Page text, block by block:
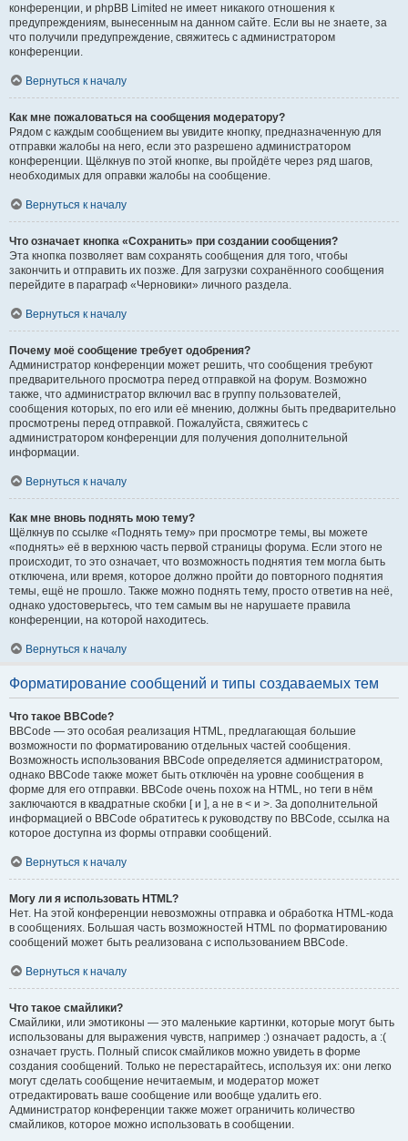
конференции, и phpBB Limited не имеет никакого отношения к
предупреждениям, вынесенным на данном сайте. Если вы не знаете, за
что получили предупреждение, свяжитесь с администратором
конференции.
Вернуться к началу
Как мне пожаловаться на сообщения модератору?
Рядом с каждым сообщением вы увидите кнопку, предназначенную для
отправки жалобы на него, если это разрешено администратором
конференции. Щёлкнув по этой кнопке, вы пройдёте через ряд шагов,
необходимых для оправки жалобы на сообщение.
Вернуться к началу
Что означает кнопка «Сохранить» при создании сообщения?
Эта кнопка позволяет вам сохранять сообщения для того, чтобы
закончить и отправить их позже. Для загрузки сохранённого сообщения
перейдите в параграф «Черновики» личного раздела.
Вернуться к началу
Почему моё сообщение требует одобрения?
Администратор конференции может решить, что сообщения требуют
предварительного просмотра перед отправкой на форум. Возможно
также, что администратор включил вас в группу пользователей,
сообщения которых, по его или её мнению, должны быть предварительно
просмотрены перед отправкой. Пожалуйста, свяжитесь с
администратором конференции для получения дополнительной
информации.
Вернуться к началу
Как мне вновь поднять мою тему?
Щёлкнув по ссылке «Поднять тему» при просмотре темы, вы можете
«поднять» её в верхнюю часть первой страницы форума. Если этого не
происходит, то это означает, что возможность поднятия тем могла быть
отключена, или время, которое должно пройти до повторного поднятия
темы, ещё не прошло. Также можно поднять тему, просто ответив на неё,
однако удостоверьтесь, что тем самым вы не нарушаете правила
конференции, на которой находитесь.
Вернуться к началу
Форматирование сообщений и типы создаваемых тем
Что такое BBCode?
BBCode — это особая реализация HTML, предлагающая большие
возможности по форматированию отдельных частей сообщения.
Возможность использования BBCode определяется администратором,
однако BBCode также может быть отключён на уровне сообщения в
форме для его отправки. BBCode очень похож на HTML, но теги в нём
заключаются в квадратные скобки [ и ], а не в < и >. За дополнительной
информацией о BBCode обратитесь к руководству по BBCode, ссылка на
которое доступна из формы отправки сообщений.
Вернуться к началу
Могу ли я использовать HTML?
Нет. На этой конференции невозможны отправка и обработка HTML-кода
в сообщениях. Большая часть возможностей HTML по форматированию
сообщений может быть реализована с использованием BBCode.
Вернуться к началу
Что такое смайлики?
Смайлики, или эмотиконы — это маленькие картинки, которые могут быть
использованы для выражения чувств, например :) означает радость, а :(
означает грусть. Полный список смайликов можно увидеть в форме
создания сообщений. Только не перестарайтесь, используя их: они легко
могут сделать сообщение нечитаемым, и модератор может
отредактировать ваше сообщение или вообще удалить его.
Администратор конференции также может ограничить количество
смайликов, которое можно использовать в сообщении.